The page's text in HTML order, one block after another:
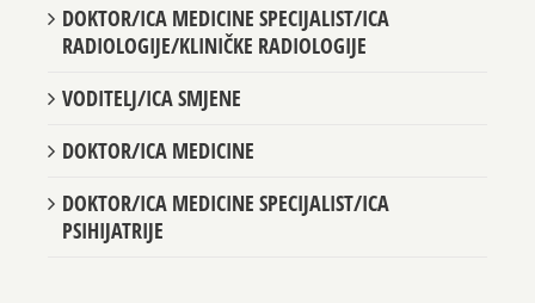
DOKTOR/ICA MEDICINE SPECIJALIST/ICA
RADIOLOGIJE/KLINIČKE RADIOLOGIJE
VODITELJ/ICA SMJENE
DOKTOR/ICA MEDICINE
DOKTOR/ICA MEDICINE SPECIJALIST/ICA
PSIHIJATRIJE